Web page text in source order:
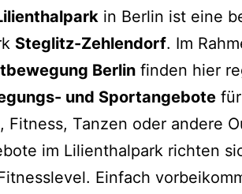
in Berlin ist eine
Steglitz-Zehlendorf. Im
Berlin finden hier
und Sportangebote
Fitness, Tanzen oder andere
im Lilienthalpark richten
Einfach